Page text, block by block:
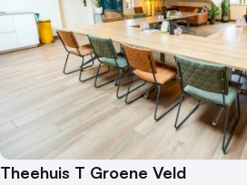
Theehuis T Groene Veld